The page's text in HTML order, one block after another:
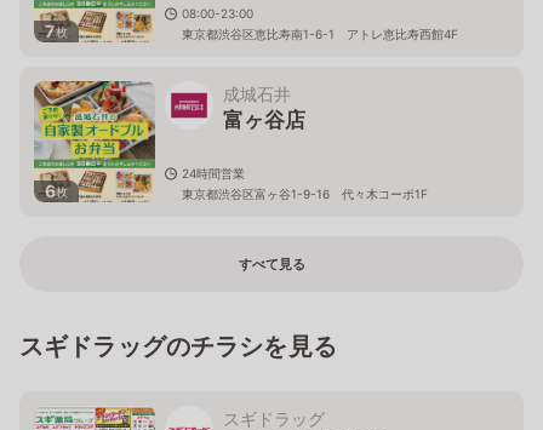
7枚
08:00-23:00
東京都渋谷区恵比寿南1-6-1 アトレ恵比寿西館4F
6枚
成城石井
富ヶ谷店
24時間営業
東京都渋谷区富ヶ谷1-9-16 代々木コーポ1F
すべて見る
スギドラッグのチラシを見る
スギドラッグ